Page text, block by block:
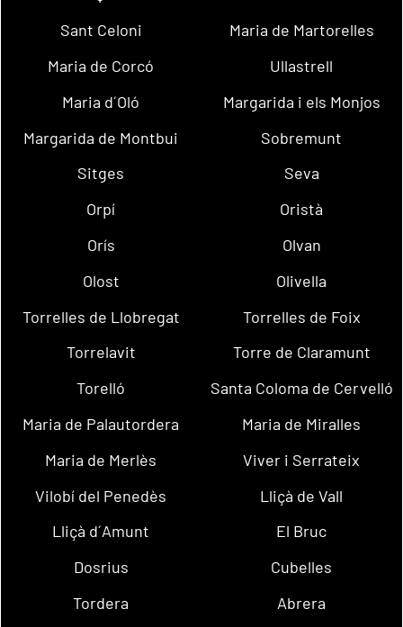
Sant Celoni
Maria de Martorelles
Maria de Corcó
Ullastrell
Maria d´Oló
Margarida i els Monjos
Margarida de Montbui
Sobremunt
Sitges
Seva
Orpí
Oristà
Orís
Olvan
Olost
Olivella
Torrelles de Llobregat
Torrelles de Foix
Torrelavit
Torre de Claramunt
Torelló
Santa Coloma de Cervelló
Maria de Palautordera
Maria de Miralles
Maria de Merlès
Viver i Serrateix
Vilobí del Penedès
Lliçà de Vall
Lliçà d´Amunt
El Bruc
Dosrius
Cubelles
Tordera
Abrera